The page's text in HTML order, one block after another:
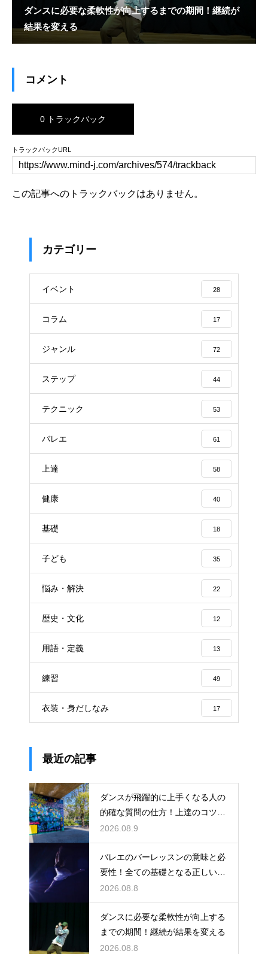
ダンスに必要な柔軟性が向上するまでの期間！継続が
結果を変える
コメント
0 トラックバック
トラックバックURL
この記事へのトラックバックはありません。
カテゴリー
イベント 28
コラム 17
ジャンル 72
ステップ 44
テクニック 53
バレエ 61
上達 58
健康 40
基礎 18
子ども 35
悩み・解決 22
歴史・文化 12
用語・定義 13
練習 49
衣装・身だしなみ 17
最近の記事
ダンスが飛躍的に上手くなる人の
的確な質問の仕方！上達のコツを
引き出す
2026.08.9
バレエのバーレッスンの意味と必
要性！全ての基礎となる正しい姿
勢と軸を
2026.08.8
ダンスに必要な柔軟性が向上する
までの期間！継続が結果を変える
2026.08.8